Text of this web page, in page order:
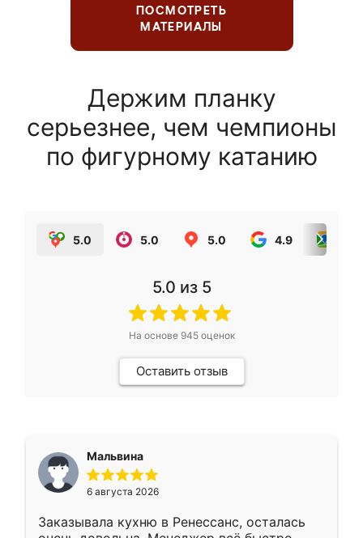
ПОСМОТРЕТЬ
МАТЕРИАЛЫ
Держим планку
серьезнее, чем чемпионы
по фигурному катанию
5.0 5.0 5.0 4.9
5.0 из 5
На основе 945оценок
Оставить отзыв
Мальвина
6 августа 2026
Заказывала кухню в Ренессанс, осталась